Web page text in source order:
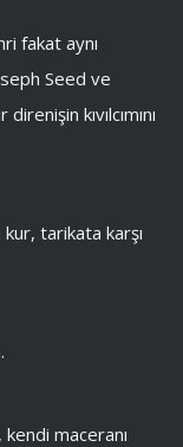
fakat aynı
Seed ve
kıvılcımını
tarikata karşı
maceranı